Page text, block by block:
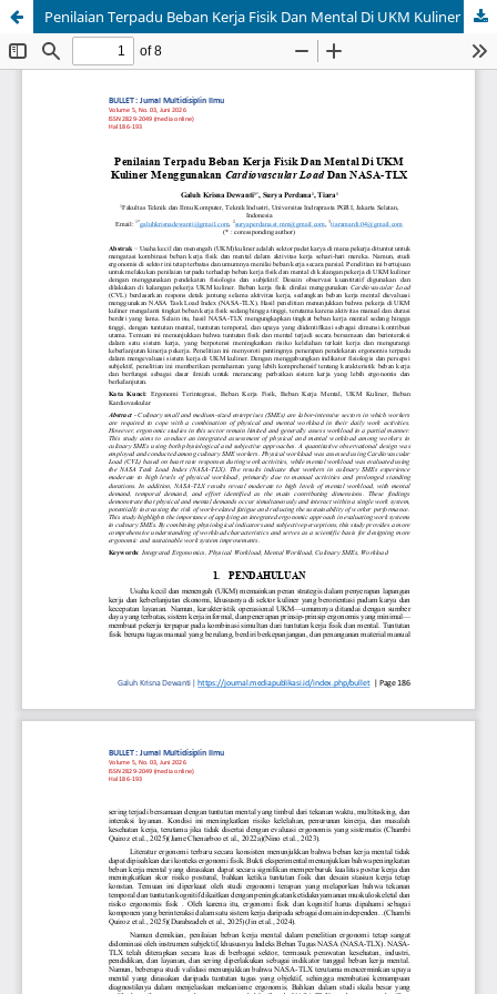
Penilaian Terpadu Beban Kerja Fisik Dan Mental Di UKM Kuliner Menggunakan Cardiovascular Load Dan NASA-TLX